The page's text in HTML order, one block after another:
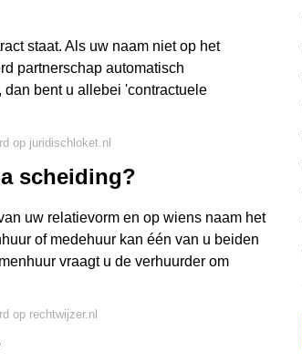
staat. Als uw naam niet op het
partnerschap automatisch
dan bent u allebei 'contractuele
op juridischloket.nl
scheiding?
uw relatievorm en op wiens naam het
of medehuur kan één van u beiden
vraagt u de verhuurder om
op rechtwijzer.nl